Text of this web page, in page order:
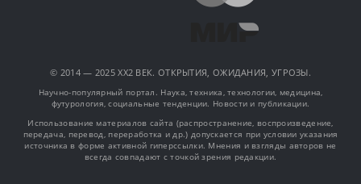
© 2014 — 2025 XX2 ВЕК. ОТКРЫТИЯ, ОЖИДАНИЯ, УГРОЗЫ.
Научно-популярный портал. Наука, техника, технологии, медицина,
футурология, социальные тенденции. Новости и публикации.
Использование материалов сайта (распространение, воспроизведение,
передача, перевод, переработка и др.) допускается при условии указания
источника в форме активной гиперссылки. Мнения и взгляды авторов не
всегда совпадают с точкой зрения редакции.